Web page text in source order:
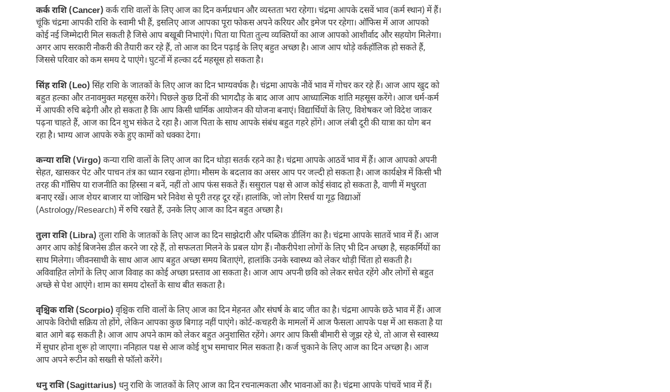
कर्क राशि (Cancer) कर्क राशि वालों के लिए आज का दिन कर्मप्रधान और व्यस्तता भरा रहेगा। चंद्रमा आपके दसवें भाव (कर्म स्थान) में हैं।
चूंकि चंद्रमा आपकी राशि के स्वामी भी हैं, इसलिए आज आपका पूरा फोकस अपने करियर और इमेज पर रहेगा। ऑफिस में आज आपको
कोई नई जिम्मेदारी मिल सकती है जिसे आप बखूबी निभाएंगे। पिता या पिता तुल्य व्यक्तियों का आज आपको आशीर्वाद और सहयोग मिलेगा।
अगर आप सरकारी नौकरी की तैयारी कर रहे हैं, तो आज का दिन पढ़ाई के लिए बहुत अच्छा है। आज आप थोड़े वर्कहॉलिक हो सकते हैं,
जिससे परिवार को कम समय दे पाएंगे। घुटनों में हल्का दर्द महसूस हो सकता है।
सिंह राशि (Leo) सिंह राशि के जातकों के लिए आज का दिन भाग्यवर्धक है। चंद्रमा आपके नौवें भाव में गोचर कर रहे हैं। आज आप खुद को
बहुत हल्का और तनावमुक्त महसूस करेंगे। पिछले कुछ दिनों की भागदौड़ के बाद आज आप आध्यात्मिक शांति महसूस करेंगे। आज धर्म-कर्म
में आपकी रुचि बढ़ेगी और हो सकता है कि आप किसी धार्मिक आयोजन की योजना बनाएं। विद्यार्थियों के लिए, विशेषकर जो विदेश जाकर
पढ़ना चाहते हैं, आज का दिन शुभ संकेत दे रहा है। आज पिता के साथ आपके संबंध बहुत गहरे होंगे। आज लंबी दूरी की यात्रा का योग बन
रहा है। भाग्य आज आपके रुके हुए कामों को धक्का देगा।
कन्या राशि (Virgo) कन्या राशि वालों के लिए आज का दिन थोड़ा सतर्क रहने का है। चंद्रमा आपके आठवें भाव में हैं। आज आपको अपनी
सेहत, खासकर पेट और पाचन तंत्र का ध्यान रखना होगा। मौसम के बदलाव का असर आप पर जल्दी हो सकता है। आज कार्यक्षेत्र में किसी भी
तरह की गॉसिप या राजनीति का हिस्सा न बनें, नहीं तो आप फंस सकते हैं। ससुराल पक्ष से आज कोई संवाद हो सकता है, वाणी में मधुरता
बनाए रखें। आज शेयर बाजार या जोखिम भरे निवेश से पूरी तरह दूर रहें। हालांकि, जो लोग रिसर्च या गूढ़ विद्याओं
(Astrology/Research) में रुचि रखते हैं, उनके लिए आज का दिन बहुत अच्छा है।
तुला राशि (Libra) तुला राशि के जातकों के लिए आज का दिन साझेदारी और पब्लिक डीलिंग का है। चंद्रमा आपके सातवें भाव में हैं। आज
अगर आप कोई बिजनेस डील करने जा रहे हैं, तो सफलता मिलने के प्रबल योग हैं। नौकरीपेशा लोगों के लिए भी दिन अच्छा है, सहकर्मियों का
साथ मिलेगा। जीवनसाथी के साथ आज आप बहुत अच्छा समय बिताएंगे, हालांकि उनके स्वास्थ्य को लेकर थोड़ी चिंता हो सकती है।
अविवाहित लोगों के लिए आज विवाह का कोई अच्छा प्रस्ताव आ सकता है। आज आप अपनी छवि को लेकर सचेत रहेंगे और लोगों से बहुत
अच्छे से पेश आएंगे। शाम का समय दोस्तों के साथ बीत सकता है।
वृश्चिक राशि (Scorpio) वृश्चिक राशि वालों के लिए आज का दिन मेहनत और संघर्ष के बाद जीत का है। चंद्रमा आपके छठे भाव में हैं। आज
आपके विरोधी सक्रिय तो होंगे, लेकिन आपका कुछ बिगाड़ नहीं पाएंगे। कोर्ट-कचहरी के मामलों में आज फैसला आपके पक्ष में आ सकता है या
बात आगे बढ़ सकती है। आज आप अपने काम को लेकर बहुत अनुशासित रहेंगे। अगर आप किसी बीमारी से जूझ रहे थे, तो आज से स्वास्थ्य
में सुधार होना शुरू हो जाएगा। ननिहाल पक्ष से आज कोई शुभ समाचार मिल सकता है। कर्ज चुकाने के लिए आज का दिन अच्छा है। आज
आप अपने रूटीन को सख्ती से फॉलो करेंगे।
धनु राशि (Sagittarius) धनु राशि के जातकों के लिए आज का दिन रचनात्मकता और भावनाओं का है। चंद्रमा आपके पांचवें भाव में हैं।